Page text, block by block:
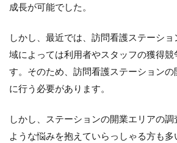
成長が可能でした。
しかし、最近では、訪問看護ステーシ
域によっては利用者やスタッフの獲得競
す。そのため、訪問看護ステーション
に行う必要があります。
しかし、ステーションの開業エリアの
ような悩みを抱えていらっしゃる方も多